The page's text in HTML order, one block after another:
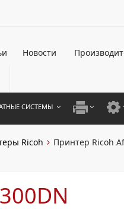
Новости
СИСТЕМЫ
Ricoh Принтер Ricoh